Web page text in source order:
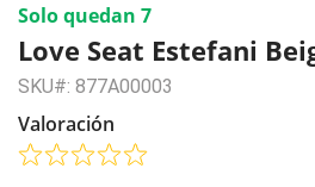
Solo quedan 7
Love Seat Estefani
SKU#: 877A00003
Valoración